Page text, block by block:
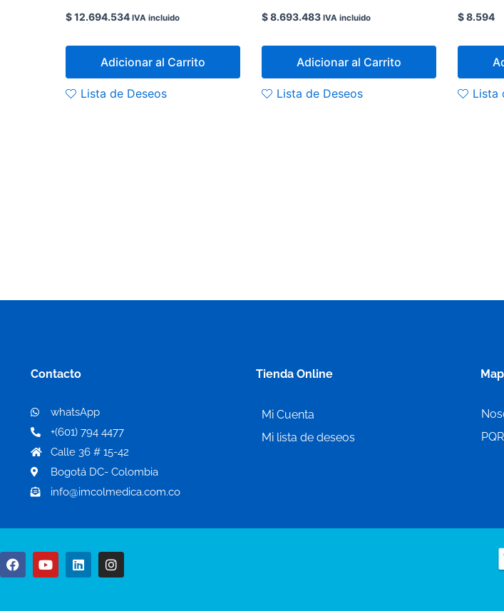
$12.694.534 IVA incluido
Adicionar al Carrito
Lista de Deseos
$8.693.483 IVA incluido
Adicionar al Carrito
Lista de Deseos
$8.594
Lista
Contacto
whatsApp
+(601) 794 4477
Calle 36 # 15-42
Bogotá DC- Colombia
info@imcolmedica.com.co
Tienda Online
Mi Cuenta
Mi lista de deseos
F
a
Y
o
L
i
I
n